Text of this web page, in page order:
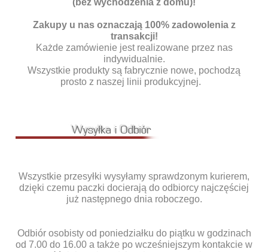
(bez wychodzenia z domu)!
Zakupy u nas oznaczają 100% zadowolenia z
transakcji!
Każde zamówienie jest realizowane przez nas
indywidualnie.
Wszystkie produkty są fabrycznie nowe, pochodzą
prosto z naszej linii produkcyjnej.
Wszystkie przesyłki wysyłamy sprawdzonym kurierem,
dzięki czemu paczki docierają do odbiorcy najczęściej
już następnego dnia roboczego.
Odbiór osobisty od poniedziałku do piątku w godzinach
od 7.00 do 16.00 a także po wcześniejszym kontakcie w